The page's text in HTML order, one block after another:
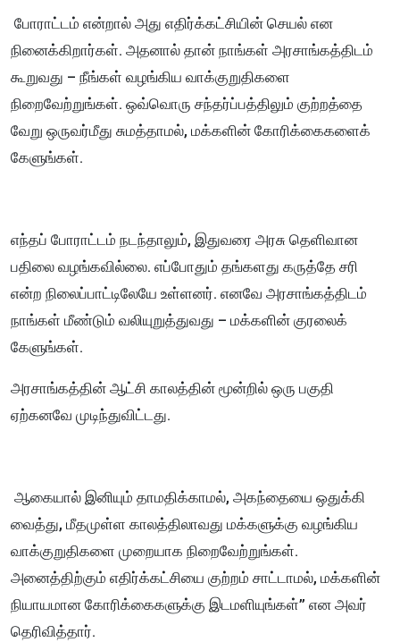
போராட்டம் என்றால் அது எதிர்க்கட்சியின் செயல் என
நினைக்கிறார்கள். அதனால் தான் நாங்கள் அரசாங்கத்திடம்
கூறுவது – நீங்கள் வழங்கிய வாக்குறுதிகளை
நிறைவேற்றுங்கள். ஒவ்வொரு சந்தர்ப்பத்திலும் குற்றத்தை
வேறு ஒருவர்மீது சுமத்தாமல், மக்களின் கோரிக்கைகளைக்
கேளுங்கள்.
எந்தப் போராட்டம் நடந்தாலும், இதுவரை அரசு தெளிவான
பதிலை வழங்கவில்லை. எப்போதும் தங்களது கருத்தே சரி
என்ற நிலைப்பாட்டிலேயே உள்ளனர். எனவே அரசாங்கத்திடம்
நாங்கள் மீண்டும் வலியுறுத்துவது – மக்களின் குரலைக்
கேளுங்கள்.
அரசாங்கத்தின் ஆட்சி காலத்தின் மூன்றில் ஒரு பகுதி
ஏற்கனவே முடிந்துவிட்டது.
ஆகையால் இனியும் தாமதிக்காமல், அகந்தையை ஒதுக்கி
வைத்து, மீதமுள்ள காலத்திலாவது மக்களுக்கு வழங்கிய
வாக்குறுதிகளை முறையாக நிறைவேற்றுங்கள்.
அனைத்திற்கும் எதிர்க்கட்சியை குற்றம் சாட்டாமல், மக்களின்
நியாயமான கோரிக்கைகளுக்கு இடமளியுங்கள்” என அவர்
தெரிவித்தார்.